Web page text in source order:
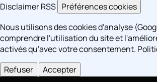
DisclaimerRSS Préférences cookies
Nous utilisons des cookies d'analyse
comprendre l'utilisation du site et
activés qu'avec votre consentement.
Refuser
Accepter